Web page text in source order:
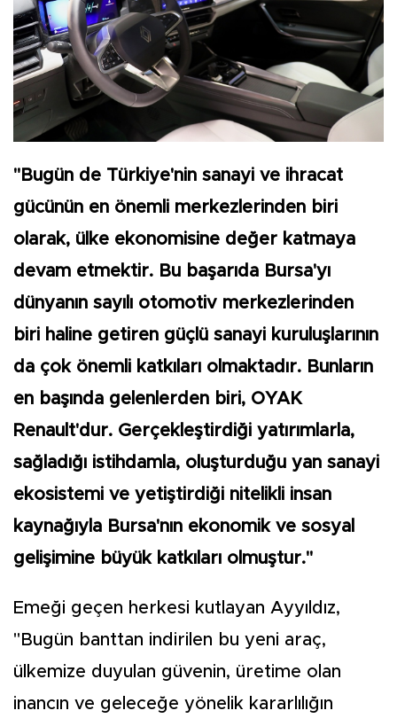
"Bugün de Türkiye'nin sanayi ve ihracat
gücünün en önemli merkezlerinden biri
olarak, ülke ekonomisine değer katmaya
devam etmektir. Bu başarıda Bursa'yı
dünyanın sayılı otomotiv merkezlerinden
biri haline getiren güçlü sanayi kuruluşlarının
da çok önemli katkıları olmaktadır. Bunların
en başında gelenlerden biri, OYAK
Renault'dur. Gerçekleştirdiği yatırımlarla,
sağladığı istihdamla, oluşturduğu yan sanayi
ekosistemi ve yetiştirdiği nitelikli insan
kaynağıyla Bursa'nın ekonomik ve sosyal
gelişimine büyük katkıları olmuştur."
Emeği geçen herkesi kutlayan Ayyıldız,
"Bugün banttan indirilen bu yeni araç,
ülkemize duyulan güvenin, üretime olan
inancın ve geleceğe yönelik kararlılığın